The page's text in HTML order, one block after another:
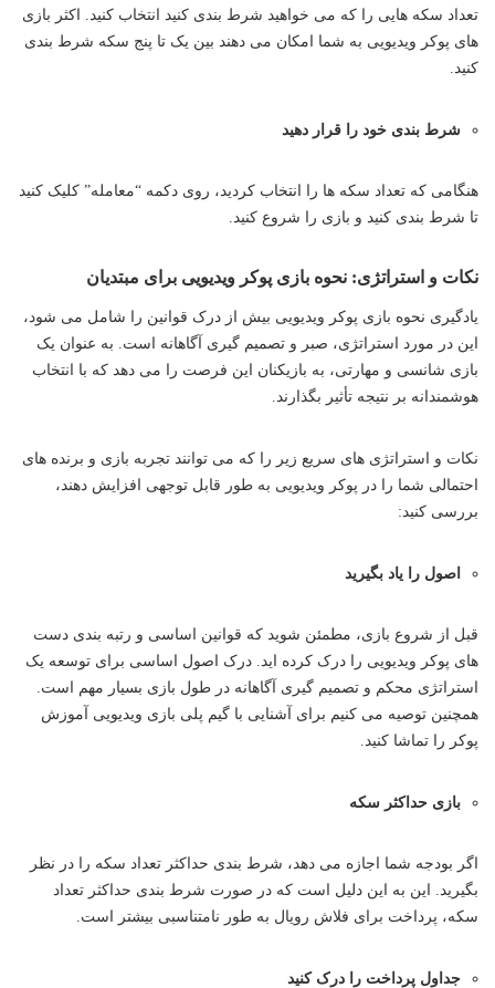
تعداد سکه هایی را که می خواهید شرط بندی کنید انتخاب کنید. اکثر بازی
های پوکر ویدیویی به شما امکان می دهند بین یک تا پنج سکه شرط بندی
کنید.
شرط بندی خود را قرار دهید
هنگامی که تعداد سکه ها را انتخاب کردید، روی دکمه “معامله” کلیک کنید
تا شرط بندی کنید و بازی را شروع کنید.
نکات و استراتژی: نحوه بازی پوکر ویدیویی برای مبتدیان
یادگیری نحوه بازی پوکر ویدیویی بیش از درک قوانین را شامل می شود،
این در مورد استراتژی، صبر و تصمیم گیری آگاهانه است. به عنوان یک
بازی شانسی و مهارتی، به بازیکنان این فرصت را می دهد که با انتخاب
هوشمندانه بر نتیجه تأثیر بگذارند.
نکات و استراتژی های سریع زیر را که می توانند تجربه بازی و برنده های
احتمالی شما را در پوکر ویدیویی به طور قابل توجهی افزایش دهند،
بررسی کنید:
اصول را یاد بگیرید
قبل از شروع بازی، مطمئن شوید که قوانین اساسی و رتبه بندی دست
های پوکر ویدیویی را درک کرده اید. درک اصول اساسی برای توسعه یک
استراتژی محکم و تصمیم گیری آگاهانه در طول بازی بسیار مهم است.
همچنین توصیه می کنیم برای آشنایی با گیم پلی بازی ویدیویی آموزش
پوکر را تماشا کنید.
بازی حداکثر سکه
اگر بودجه شما اجازه می دهد، شرط بندی حداکثر تعداد سکه را در نظر
بگیرید. این به این دلیل است که در صورت شرط بندی حداکثر تعداد
سکه، پرداخت برای فلاش رویال به طور نامتناسبی بیشتر است.
جداول پرداخت را درک کنید